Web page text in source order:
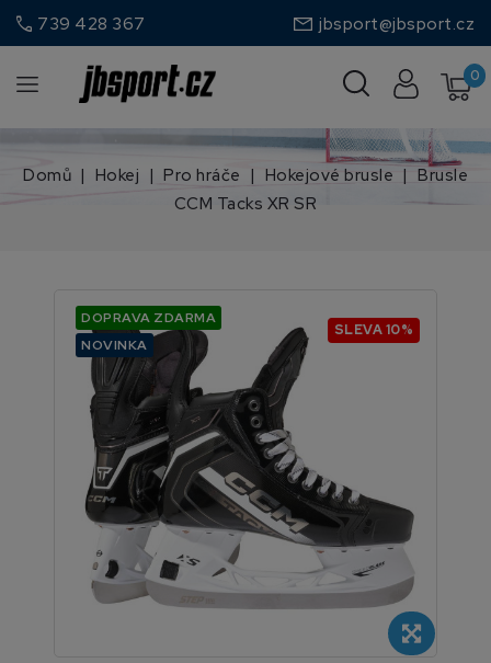
call 739 428 367 jbsport@jbsport.cz
0
Domů Hokej Pro hráče Hokejové brusle
Brusle
CCM Tacks XR SR
DOPRAVA ZDARMA
NOVINKA
SLEVA 10%